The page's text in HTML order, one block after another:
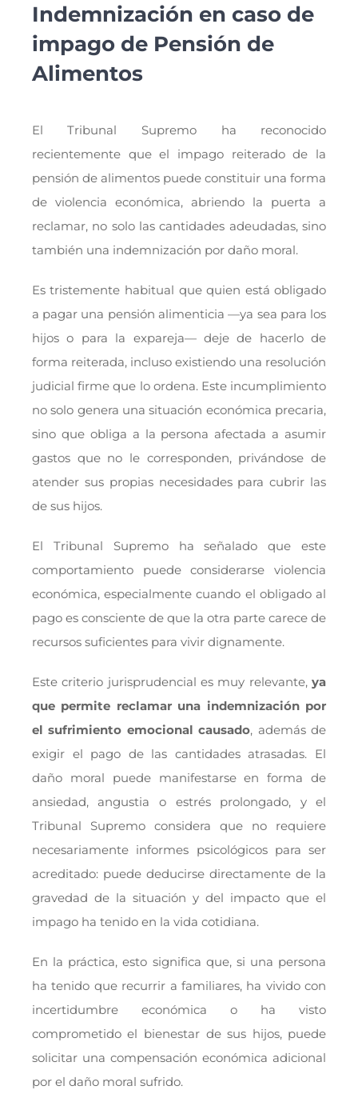
Indemnización en caso de
impago de Pensión de
Alimentos
El Tribunal Supremo ha reconocido
recientemente que el impago reiterado de la
pensión de alimentos puede constituir una forma
de violencia económica, abriendo la puerta a
reclamar, no solo las cantidades adeudadas, sino
también una indemnización por daño moral.
Es tristemente habitual que quien está obligado
a pagar una pensión alimenticia —ya sea para los
hijos o para la expareja— deje de hacerlo de
forma reiterada, incluso existiendo una resolución
judicial firme que lo ordena. Este incumplimiento
no solo genera una situación económica precaria,
sino que obliga a la persona afectada a asumir
gastos que no le corresponden, privándose de
atender sus propias necesidades para cubrir las
de sus hijos.
El Tribunal Supremo ha señalado que este
comportamiento puede considerarse violencia
económica, especialmente cuando el obligado al
pago es consciente de que la otra parte carece de
recursos suficientes para vivir dignamente.
Este criterio jurisprudencial es muy relevante,ya
que permite reclamar una indemnización por
el sufrimiento emocional causado, además de
exigir el pago de las cantidades atrasadas. El
daño moral puede manifestarse en forma de
ansiedad, angustia o estrés prolongado, y el
Tribunal Supremo considera que no requiere
necesariamente informes psicológicos para ser
acreditado: puede deducirse directamente de la
gravedad de la situación y del impacto que el
impago ha tenido en la vida cotidiana.
En la práctica, esto significa que, si una persona
ha tenido que recurrir a familiares, ha vivido con
incertidumbre económica o ha visto
comprometido el bienestar de sus hijos, puede
solicitar una compensación económica adicional
por el daño moral sufrido.